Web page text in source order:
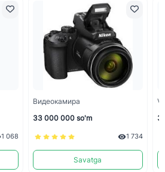
1 068
Видеокамира
33 000 000 so'm
1 734
Savatga